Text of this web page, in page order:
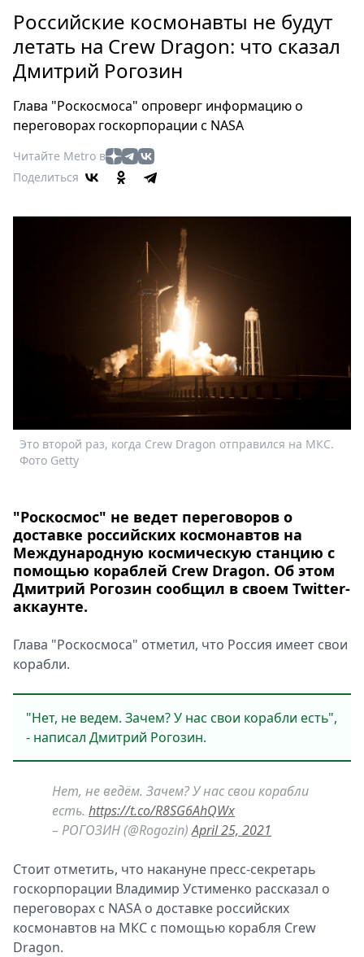
Россия
Мир
Здоровье
Туризм
Мода
Театр
Кино
Выставки
Стримы
Спецпроекты
Звезды
2026
Скачай
Российские космонавты не будут
летать на Crew Dragon: что сказал
Дмитрий Рогозин
Глава "Роскосмоса" опроверг информацию о
переговорах госкорпорации с NASA
Читайте Metro в
Поделиться
Это второй раз, когда Crew Dragon отправился на МКС.
Фото Getty
"Роскосмос" не ведет переговоров о
доставке российских космонавтов на
Международную космическую станцию с
помощью кораблей Crew Dragon. Об этом
Дмитрий Рогозин сообщил в своем Twitter-
аккаунте.
Глава "Роскосмоса" отметил, что Россия имеет свои
корабли.
"Нет, не ведем. Зачем? У нас свои корабли есть",
- написал Дмитрий Рогозин.
Нет, не ведём. Зачем? У нас свои корабли
есть. https://t.co/R8SG6AhQWx
– РОГОЗИН (@Rogozin)April 25, 2021
Стоит отметить, что накануне пресс-секретарь
госкорпорации Владимир Устименко рассказал о
переговорах с NASA о доставке российских
космонавтов на МКС с помощью корабля Crew
Dragon.